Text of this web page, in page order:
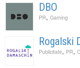
DBO
PR, Gaming
Rogalski
Publicitate, PR,